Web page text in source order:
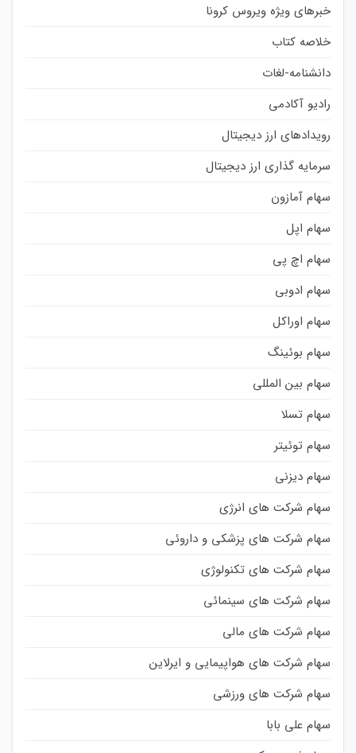
خبرهای ویژه ویروس کرونا
خلاصه کتاب
دانشنامه-لغات
رادیو آکادمی
رویدادهای ارز دیجیتال
سرمایه گذاری ارز دیجیتال
سهام آمازون
سهام اپل
سهام اچ پی
سهام ادوبی
سهام اوراکل
سهام بوئینگ
سهام بین المللی
سهام تسلا
سهام توئیتر
سهام دیزنی
سهام شرکت های انرژی
سهام شرکت های پزشکی و داروئی
سهام شرکت های تکنولوژی
سهام شرکت های سینمائی
سهام شرکت های مالی
سهام شرکت های هواپیمایی و ایرلاین
سهام شرکت های ورزشی
سهام علی بابا